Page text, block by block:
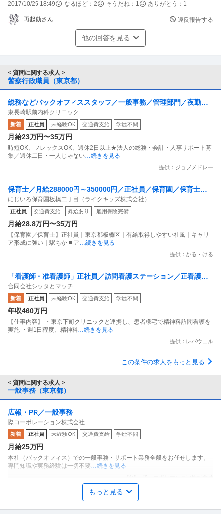
2017/10/25 18:49 なるほど： 2 そうだね： 1 ありがとう： 1
再起動さん 違反報告する
他の回答を見る
< 質問に関する求人 >
警察行政職員（東京都）
総務などバックオフィススタッフ／一般事務／管理部門／夜勤な
し可
東長崎駅前内科クリニック
新着 正社員 未経験OK 交通費支給 学歴不問
月給23万円〜35万円
時短OK、フレックスOK、週休2日以上★法人の総務・会計・人事サポート募
集／週休二日・一人じゃない…続きを見る
提供：ジョブメドレー
保育士／月給288000円～350000円／正社員／保育園／保育士／
正社員／東京都板橋区／有給取得しやすい社風／キャリア形成に
強い／駅ちか
にじいろ保育園板橋二丁目（ライクキッズ株式会社）
正社員 交通費支給 昇給あり 雇用保険完備
月給28.8万円〜35万円
【保育園／保育士】正社員｜東京都板橋区｜有給取得しやすい社風｜キャリ
ア形成に強い｜駅ちか ■ ア…続きを見る
提供：かる・ける
「看護師・准看護師」正社員／訪問看護ステーション／正看護師
／普通自動車運転免許
合同会社シッタとマッチ
新着 正社員 未経験OK 交通費支給 学歴不問
年収460万円
【仕事内容】 ︎・東京下町クリニックと連携し、患者様宅で精神科訪問看護を
実施 ・週1日程度、精神科…続きを見る
提供：レバウェル
この条件の求人をもっと見る
< 質問に関する求人 >
一般事務（東京都）
広報・PR／一般事務
際コーポレーション株式会社
新着 正社員 未経験OK 交通費支給 学歴不問
月給25万円
本社（バックオフィス）での一般事務・サポート業務全般をお任せします。
専門知識や実務経験は一切不要…続きを見る
東京都杉並区／一般事務（経理・人事労務・総務）／年休120日／
土日祝休み／月残業平均10時間
医療法人社団昇陽会阿佐谷すずき診療所
もっと見る